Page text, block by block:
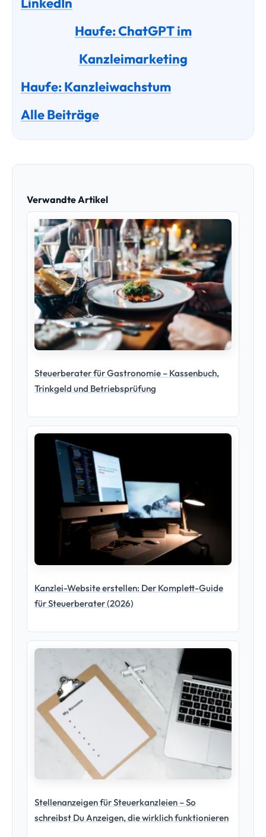
Steuerberater für Gastronomie – Kassenbuch,
Kanzlei-Website erstellen: Der Komplett-Guide
für Steuerberater (2026)
Stellenanzeigen für Steuerkanzleien – So
schreibst Du Anzeigen, die wirklich funktionieren
persönliche Meinung des Autors dar und dienen
ausschließlich der allgemeinen Information. Sie ersetzen